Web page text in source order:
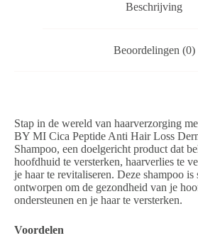
Beschrijving
Beoordelingen (0)
Stap in de wereld van haarverzorging
BY MI Cica Peptide Anti Hair Loss
Shampoo, een doelgericht product dat
hoofdhuid te versterken, haarverlies te
je haar te revitaliseren. Deze shampoo is
ontworpen om de gezondheid van je
ondersteunen en je haar te versterken.
Voordelen